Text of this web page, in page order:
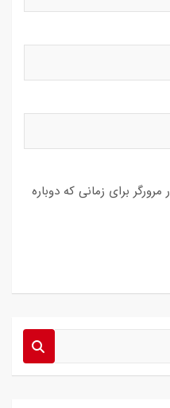
برای زمانی که دوباره